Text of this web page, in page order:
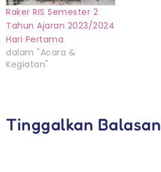
Raker RIS Semester 2
Tahun Ajaran 2023/2024
Hari Pertama
dalam "Acara &
Kegiatan"
Tinggalkan Balasan